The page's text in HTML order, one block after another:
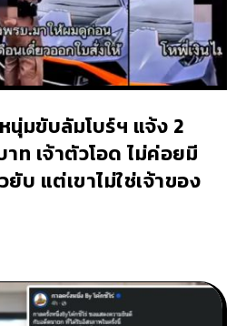
นุ่มขับลัมโบร์ฯ แจ้ง 2
ท เจ้าตัวโอด ไม่ค่อยมี
บ แต่เขาไม่ใช่เจ้าของ